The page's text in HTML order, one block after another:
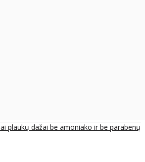
plaukų dažai be amoniako ir be parabenų